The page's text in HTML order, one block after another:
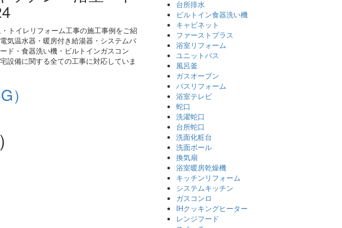
トイレリフォーム工事の施工事例をご紹
気温水器・暖房付き給湯器・システムバ
ド・食器洗い機・ビルトインガスコン
設備に関する全ての工事に対応していま
台所排水
ビルトイン食器洗い機
キャビネット
ファーストプラス
浴室リフォーム
ユニットバス
風呂釜
ガスオーブン
バスリフォーム
浴室テレビ
蛇口
洗濯蛇口
台所蛇口
洗面化粧台
洗面ボール
換気扇
浴室暖房乾燥機
キッチンリフォーム
システムキッチン
ガスコンロ
IHクッキングヒーター
レンジフード